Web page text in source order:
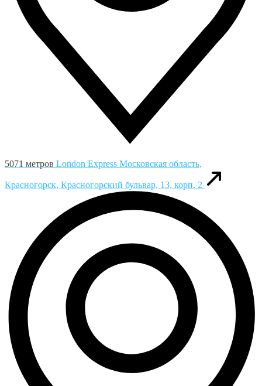
5071 метров London Express Московская область,
Красногорск, Красногорский бульвар, 13, корп. 2